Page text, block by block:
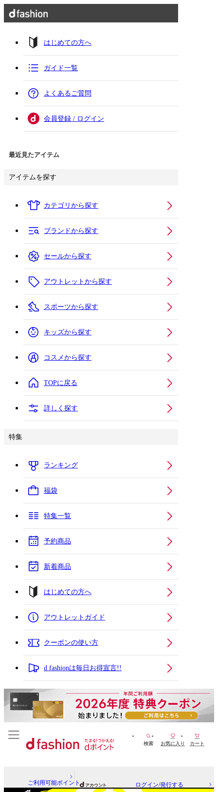
はじめての方へ
ガイド一覧
よくあるご質問
会員登録 / ログイン
最近見たアイテム
アイテムを探す
カテゴリから探す
ブランドから探す
セールから探す
アウトレットから探す
スポーツから探す
キッズから探す
コスメから探す
TOPに戻る
詳しく探す
特集
ランキング
福袋
特集一覧
予約商品
新着商品
はじめての方へ
アウトレットガイド
クーポンの使い方
d fashionは毎日お得宣言!!
検索 お気に入り カート
ご利用可能ポイント ログイン/発行する